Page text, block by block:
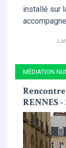
installé sur
MÉDIATION
RENNES -